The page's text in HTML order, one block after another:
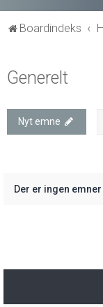
Boardindeks
Generelt
Nyt emne
Der er ingen